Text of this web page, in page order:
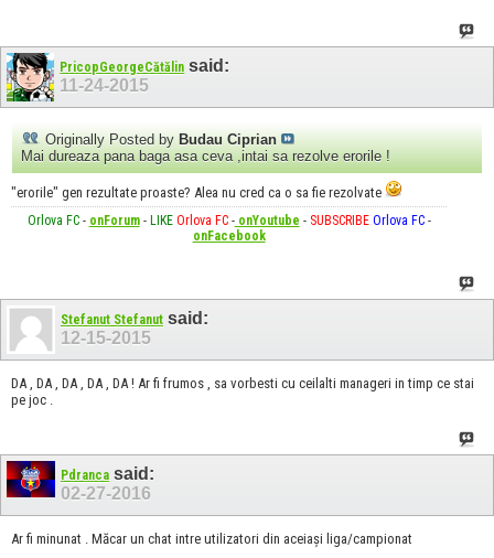
PricopGeorgeCătălin said:
11-24-2015
Originally Posted by Budau Ciprian
Mai dureaza pana baga asa ceva ,intai sa rezolve erorile !
"erorile" gen rezultate proaste? Alea nu cred ca o sa fie rezolvate
Orlova FC- onForum- LIKE Orlova FC-onYoutube - SUBSCRIBE Orlova FC-
onFacebook
Stefanut Stefanut said:
12-15-2015
DA , DA , DA , DA , DA ! Ar fi frumos , sa vorbesti cu ceilalti manageri in timp ce stai
pe joc .
Pdranca said:
02-27-2016
Ar fi minunat . Măcar un chat intre utilizatori din aceiași liga/campionat